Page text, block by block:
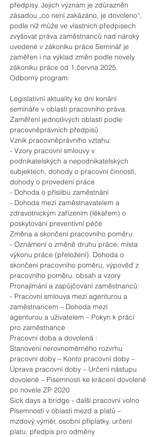
předpisy. Jejich význam je zdůrazněn
zásadou „co není zakázáno, je dovoleno“,
podle níž může ve vlastních předpisech
zvyšovat práva zaměstnanců nad nároky
uvedené v zákoníku práce Seminář je
zaměřen i na výklad změn podle novely
zákoníku práce od 1.června 2025.
Odborný program:
Legislativní aktuality ke dni konání
semináře v oblasti pracovního práva.
Zaměření jednotlivých oblastí podle
pracovněprávních předpisů
Vznik pracovněprávního vztahu:
- Vzory pracovní smlouvy v
podnikatelských a nepodnikatelských
subjektech, dohody o pracovní činnosti,
dohody o provedení práce
- Dohoda o příslibu zaměstnání
- Dohoda mezi zaměstnavatelem a
zdravotnickým zařízením (lékařem) o
poskytování preventivní péče
Změna a skončení pracovního poměru:
- Oznámení o změně druhu práce, místa
výkonu práce (přeložení). Dohoda o
skončení pracovního poměru, výpověď z
pracovního poměru. obsah a vzory
Pronajímání a zapůjčování zaměstnanců:
- Pracovní smlouva mezi agenturou a
zaměstnancem – Dohoda mezi
agenturou a uživatelem – Pokyn k práci
pro zaměstnance
Pracovní doba a dovolená :
Stanovení nerovnoměrného rozvrhu
pracovní doby – Konto pracovní doby –
Úprava pracovní doby – Určení nástupu
dovolené – Písemnosti ke krácení dovolené
po novele ZP 2020
Sick days a bridge - další pracovní volno
Písemnosti v oblasti mezd a platů –
mzdový výměr, osobní příplatky, určení
platu, předpis pro odměny